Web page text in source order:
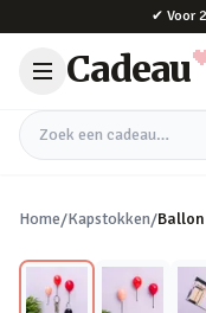
✔ Voor
Cadeau
Zoek een cadeau
Home/Kapstokken/